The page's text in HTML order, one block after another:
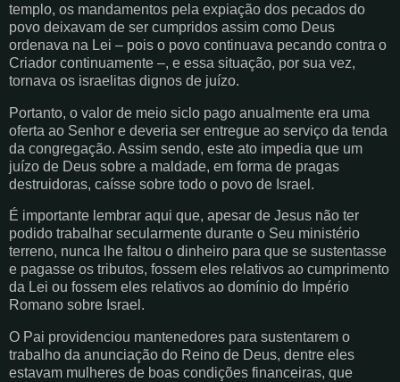
templo, os mandamentos pela expiação dos pecados do
povo deixavam de ser cumpridos assim como Deus
ordenava na Lei – pois o povo continuava pecando contra o
Criador continuamente –, e essa situação, por sua vez,
tornava os israelitas dignos de juízo.
Portanto, o valor de meio siclo pago anualmente era uma
oferta ao Senhor e deveria ser entregue ao serviço da tenda
da congregação. Assim sendo, este ato impedia que um
juízo de Deus sobre a maldade, em forma de pragas
destruidoras, caísse sobre todo o povo de Israel.
É importante lembrar aqui que, apesar de Jesus não ter
podido trabalhar secularmente durante o Seu ministério
terreno, nunca lhe faltou o dinheiro para que se sustentasse
e pagasse os tributos, fossem eles relativos ao cumprimento
da Lei ou fossem eles relativos ao domínio do Império
Romano sobre Israel.
O Pai providenciou mantenedores para sustentarem o
trabalho da anunciação do Reino de Deus, dentre eles
estavam mulheres de boas condições financeiras, que